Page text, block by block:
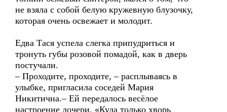
не взяла с собой белую кружевную блузочку,
которая очень освежает и молодит.
Едва Тася успела слегка припудриться и
тронуть губы розовой помадой, как в дверь
постучали.
– Проходите, проходите, – расплываясь в
улыбке, пригласила соседей Мария
Никитична.– Ей передалось весёлое
настроение дочери. «Куда только хворь